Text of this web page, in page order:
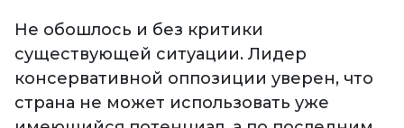
Не обошлось и без критики
существующей ситуации. Лидер
консервативной оппозиции уверен, что
страна не может использовать уже